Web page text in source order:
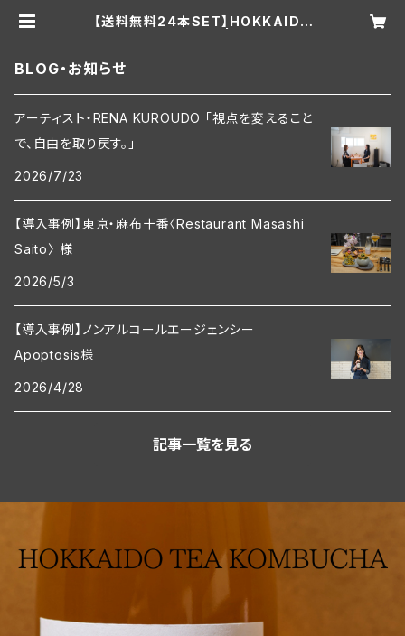
【送料無料24本SET】HOKKAIDO
BLOG・お知らせ
アーティスト・RENA KUROUDO 「視点を変えること
で、自由を取り戻す。」
2026/7/23
【導入事例】東京・麻布十番〈Restaurant Masashi
Saito〉 様
2026/5/3
【導入事例】ノンアルコールエージェンシー
Apoptosis様
2026/4/28
記事一覧を見る